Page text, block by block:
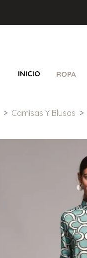
INICIO ROPA
Camisas Y Blusas